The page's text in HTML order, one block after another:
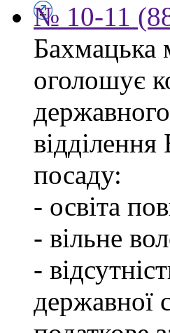
№ 10-11
Бахмацька
оголошує
посаду:
- освіта
- вільне
-
державної